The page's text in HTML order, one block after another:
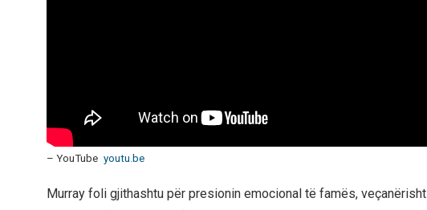
– YouTube youtu.be
Murray foli gjithashtu për presionin emocional të famës,